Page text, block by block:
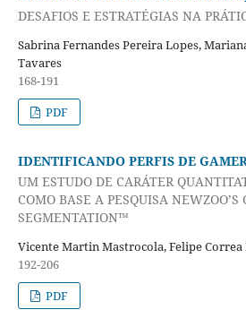
DESAFIOS E ESTRATÉGIAS NA
Sabrina Fernandes Pereira Lopes,
Tavares
168-191
PDF
IDENTIFICANDO PERFIS DE
UM ESTUDO DE CARÁTER
COMO BASE A PESQUISA NEWZOO’S
SEGMENTATION™
Vicente Martin Mastrocola, Felipe Correa
192-206
PDF